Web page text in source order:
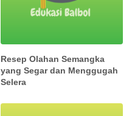
Resep Olahan Semangka
yang Segar dan Menggugah
Selera